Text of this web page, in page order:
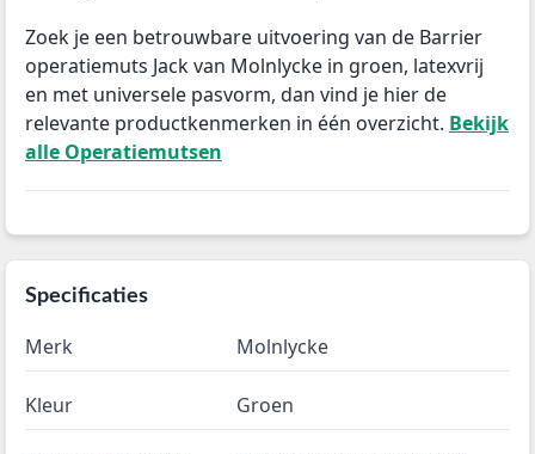
Zoek je een betrouwbare uitvoering van de Barrier
operatiemuts Jack van Molnlycke in groen, latexvrij
en met universele pasvorm, dan vind je hier de
relevante productkenmerken in één overzicht. Bekijk
alle Operatiemutsen
Specificaties
Merk Molnlycke
Kleur Groen